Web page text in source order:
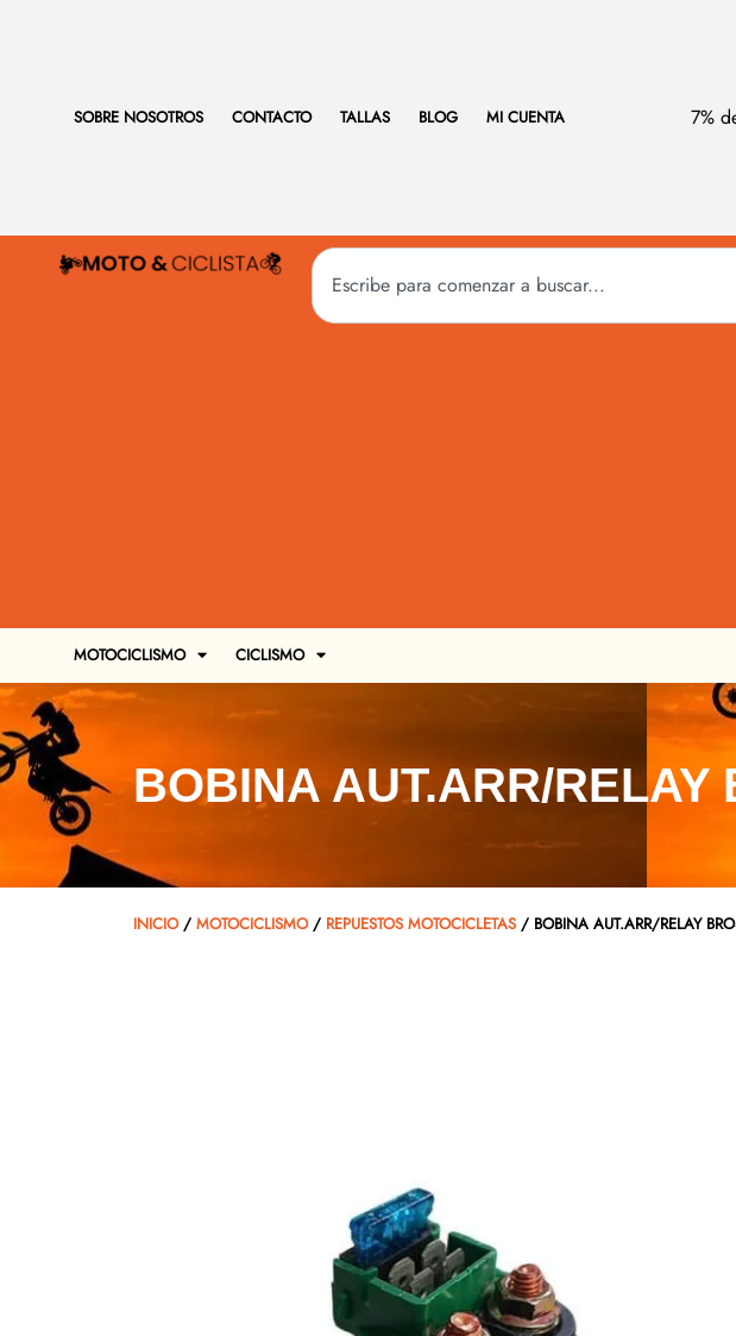
SOBRE NOSOTROS CONTACTO TALLAS BLOG MI CUENTA 7%
MOTOCICLISMO CICLISMO
BOBINA AUT.ARR/RELAY
INICIO/ MOTOCICLISMO/ REPUESTOS MOTOCICLETAS / BOBINA AUT.ARR/RELAY